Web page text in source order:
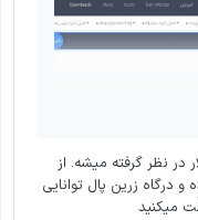
در نظر گرفته میشه. از
درگاه زرین پال توانایی
میکنید